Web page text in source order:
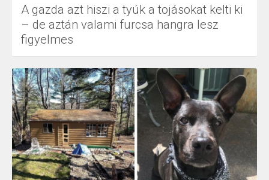
A gazda azt hiszi a tyúk a tojásokat kelti ki
– de aztán valami furcsa hangra lesz
figyelmes